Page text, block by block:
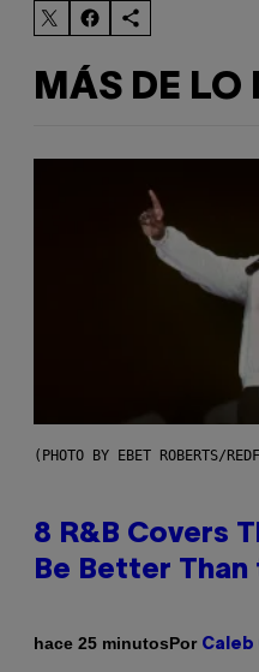
MÁS DE
(PHOTO BY EBET ROBERTS/
8 R&B Covers
Be Better
hace 25 minutosPor Caleb